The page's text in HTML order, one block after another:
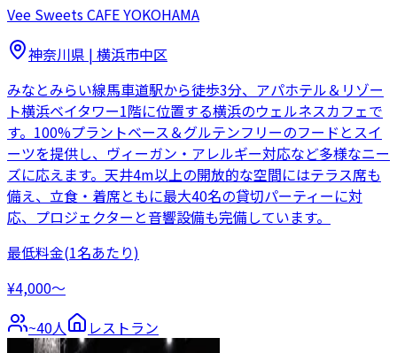
Vee Sweets CAFE YOKOHAMA
神奈川県 | 横浜市中区
みなとみらい線馬車道駅から徒歩3分、アパホテル＆リゾー
ト横浜ベイタワー1階に位置する横浜のウェルネスカフェで
す。100%プラントベース＆グルテンフリーのフードとスイ
ーツを提供し、ヴィーガン・アレルギー対応など多様なニー
ズに応えます。天井4m以上の開放的な空間にはテラス席も
備え、立食・着席ともに最大40名の貸切パーティーに対
応、プロジェクターと音響設備も完備しています。
最低料金(1名あたり)
¥4,000〜
~40人 レストラン